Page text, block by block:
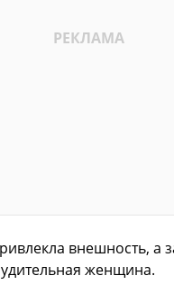
внешность,
женщина.